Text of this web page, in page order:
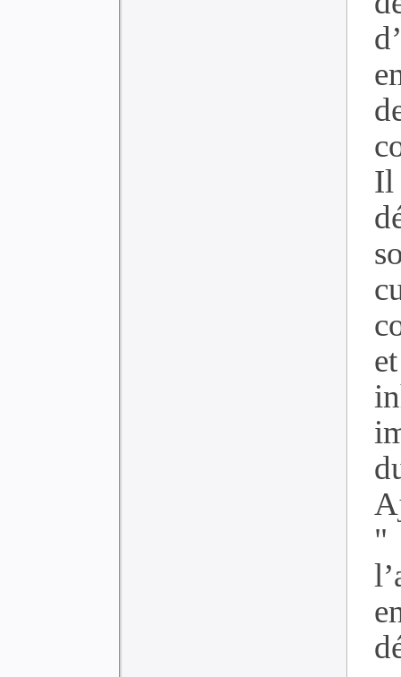
Il
"